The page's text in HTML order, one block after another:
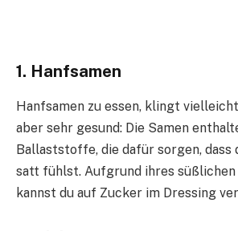
1. Hanfsamen
Hanfsamen zu essen, klingt
aber sehr gesund: Die Samen
Ballaststoffe, die dafür sorgen, dass
satt fühlst. Aufgrund ihres süßlichen
kannst du auf Zucker im Dressing